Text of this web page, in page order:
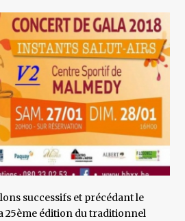
successifs et précédant le
25ème édition du traditionnel